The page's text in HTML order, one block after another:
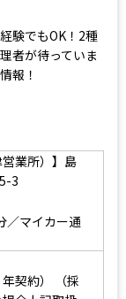
験でもOK！2種
者が待っていま
報！
営業所）】島
3
／マイカー通
契約）
（採